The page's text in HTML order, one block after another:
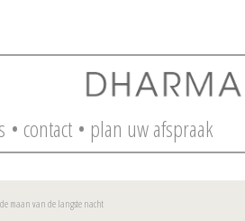
• contact • plan uw afspraak
maan van de langste nacht